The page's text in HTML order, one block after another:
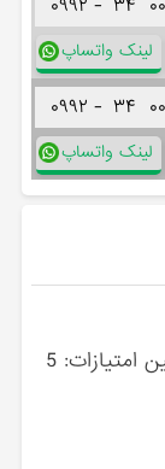
۰۹۹۲ - ۳۴
لینک واتساپ
۰۹۹۲ - ۳۴
لینک واتساپ
امتیازات:5